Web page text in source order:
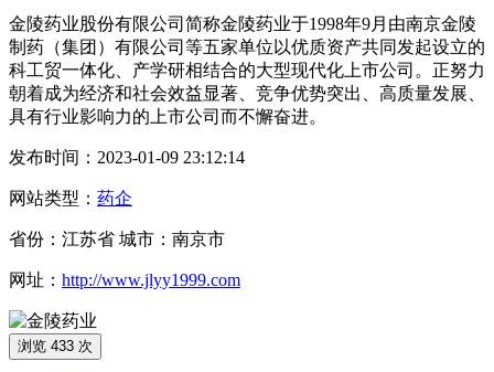
金陵药业股份有限公司简称金陵药业于1998年9月由南京金陵
制药（集团）有限公司等五家单位以优质资产共同发起设立的
科工贸一体化、产学研相结合的大型现代化上市公司。正努力
朝着成为经济和社会效益显著、竞争优势突出、高质量发展、
具有行业影响力的上市公司而不懈奋进。
发布时间：2023-01-09 23:12:14
网站类型： 药企
省份：江苏省 城市：南京市
网址： http://www.jlyy1999.com
浏览 433 次